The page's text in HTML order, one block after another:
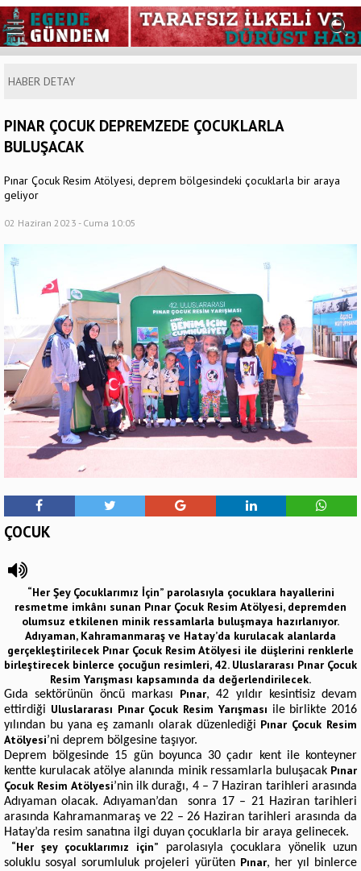
HABER DETAY
PINAR ÇOCUK DEPREMZEDE ÇOCUKLARLA
BULUŞACAK
Pınar Çocuk Resim Atölyesi, deprem bölgesindeki çocuklarla bir araya
geliyor
02 Haziran 2023 - Cuma 10:05
ÇOCUK
“Her Şey Çocuklarımız İçin” parolasıyla çocuklara hayallerini
resmetme imkânı sunan Pınar Çocuk Resim Atölyesi, depremden
olumsuz etkilenen minik ressamlarla buluşmaya hazırlanıyor.
Adıyaman, Kahramanmaraş ve Hatay’da kurulacak alanlarda
gerçekleştirilecek Pınar Çocuk Resim Atölyesi ile düşlerini renklerle
birleştirecek binlerce çocuğun resimleri, 42. Uluslararası Pınar Çocuk
Resim Yarışması kapsamında da değerlendirilecek.
Gıda sektörünün öncü markası Pınar, 42 yıldır kesintisiz devam
ettirdiği Uluslararası Pınar Çocuk Resim Yarışması ile birlikte 2016
yılından bu yana eş zamanlı olarak düzenlediği Pınar Çocuk Resim
Atölyesi’ni deprem bölgesine taşıyor.
Deprem bölgesinde 15 gün boyunca 30 çadır kent ile konteyner
kentte kurulacak atölye alanında minik ressamlarla buluşacak Pınar
Çocuk Resim Atölyesi’nin ilk durağı, 4 – 7 Haziran tarihleri arasında
Adıyaman olacak. Adıyaman’dan sonra 17 – 21 Haziran tarihleri
arasında Kahramanmaraş ve 22 – 26 Haziran tarihleri arasında da
Hatay’da resim sanatına ilgi duyan çocuklarla bir araya gelinecek.
“Her şey çocuklarımız için” parolasıyla çocuklara yönelik uzun
soluklu sosyal sorumluluk projeleri yürüten Pınar, her yıl binlerce